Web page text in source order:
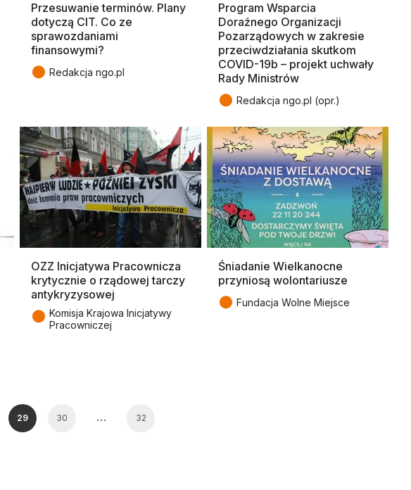
Przesuwanie terminów. Plany
dotyczą CIT. Co ze
sprawozdaniami
finansowymi?
● Redakcja ngo.pl
Program Wsparcia
Doraźnego Organizacji
Pozarządowych w zakresie
przeciwdziałania skutkom
COVID-19b – projekt uchwały
Rady Ministrów
● Redakcja ngo.pl (opr.)
OZZ Inicjatywa Pracownicza
krytycznie o rządowej tarczy
antykryzysowej
● Komisja Krajowa Inicjatywy
Pracowniczej
Śniadanie Wielkanocne
przyniosą wolontariusze
● Fundacja Wolne Miejsce
29 30 … 32